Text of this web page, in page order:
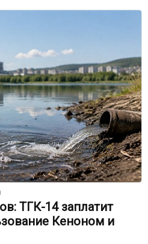
ТГК-14 заплатит
Кеноном и